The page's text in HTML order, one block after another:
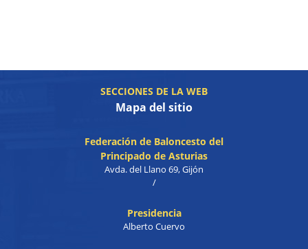
SECCIONES DE LA WEB
Mapa del sitio
Federación de Baloncesto del
Principado de Asturias
Avda. del Llano 69, Gijón
/
Presidencia
Alberto Cuervo